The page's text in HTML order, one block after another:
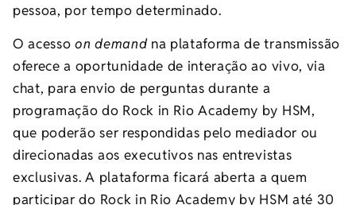
pessoa, por tempo determinado.
O acessoon demandna plataforma de transmissão
oferece a oportunidade de interação ao vivo, via
chat, para envio de perguntas durante a
programação do Rock in Rio Academy by HSM,
que poderão ser respondidas pelo mediador ou
direcionadas aos executivos nas entrevistas
exclusivas. A plataforma ficará aberta a quem
participar do Rock in Rio Academy by HSM até 30